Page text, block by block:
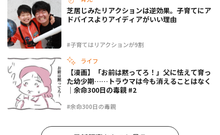
#子育てはリアクションが9割
芝居じみたリアクションは逆効果。子育てにア
ドバイスよりアイディアがいい理由
ライフ
#余命300日の毒親
【漫画】「お前は黙ってろ！」父に怯えて育っ
た幼少期……トラウマは今も消えることはなく
｜余命300日の毒親 #2